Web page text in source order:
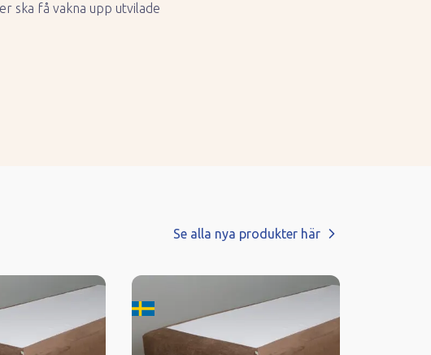
ska få vakna upp utvilade
Se alla nya produkter här
Tillverkard i Sverige